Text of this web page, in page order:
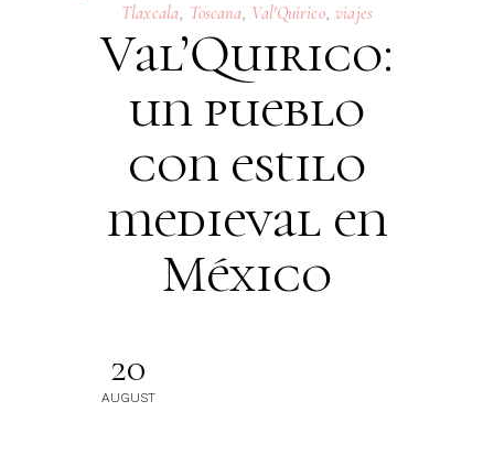
Tlaxcala Toscana Val'Quirico,viajes
Val’Quirico:
un pueblo
con estilo
medieval en
México
20
AUGUST